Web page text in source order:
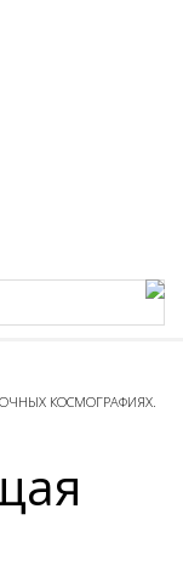
КОСМОГРАФИЯХ.